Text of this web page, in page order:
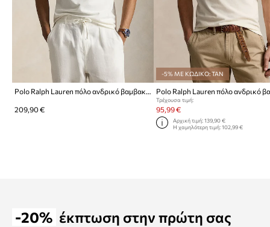
Polo Ralph Lauren πόλο ανδρικό βαμβακερό
209,90 €
-5% ΜΕ ΚΩΔΙΚΟ: TAN
Τρέχουσα τιμή:
95,99 €
Αρχική τιμή: 139,90 €
Η χαμηλότερη τιμή: 102,99 €
-20% έκπτωση στην πρώτη σας